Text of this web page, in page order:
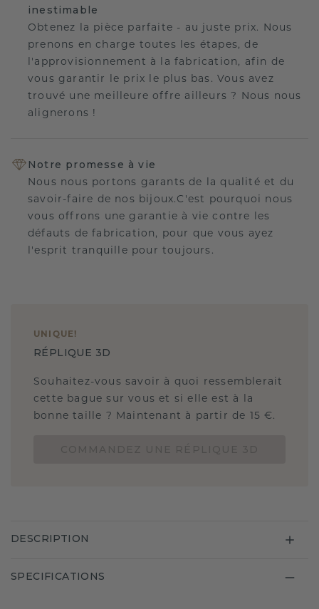
inestimable
Obtenez la pièce parfaite - au juste prix. Nous
prenons en charge toutes les étapes, de
l'approvisionnement à la fabrication, afin de
vous garantir le prix le plus bas. Vous avez
trouvé une meilleure offre ailleurs ? Nous nous
alignerons !
Notre promesse à vie
Nous nous portons garants de la qualité et du
savoir-faire de nos bijoux.C'est pourquoi nous
vous offrons une garantie à vie contre les
défauts de fabrication, pour que vous ayez
l'esprit tranquille pour toujours.
UNIQUE !
RÉPLIQUE 3D
Souhaitez-vous savoir à quoi ressemblerait
cette bague sur vous et si elle est à la
bonne taille ? Maintenant à partir de 15 €.
DESCRIPTION
SPECIFICATIONS